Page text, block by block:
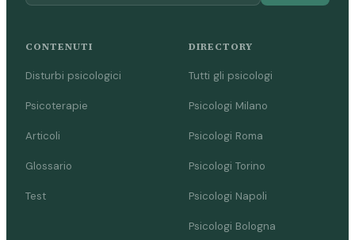
CONTENUTI
Disturbi psicologici
Psicoterapie
Articoli
Glossario
Test
DIRECTORY
Tutti gli psicologi
Psicologi Milano
Psicologi Roma
Psicologi Torino
Psicologi Napoli
Psicologi Bologna